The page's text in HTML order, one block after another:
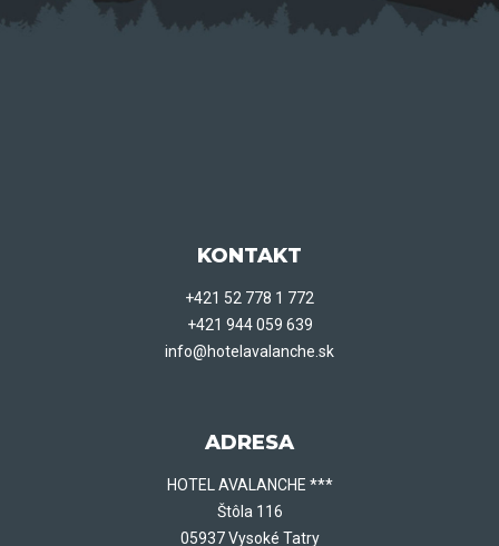
KONTAKT
+421 52 778 1 772
+421 944 059 639
info@hotelavalanche.sk
ADRESA
HOTEL AVALANCHE ***
Štôla 116
05937 Vysoké Tatry